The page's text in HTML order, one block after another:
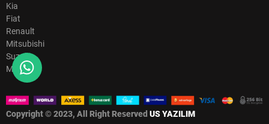
Kia
Fiat
Renault
Mitsubishi
Suzuki
Mazda
Copyright © 2023, All Right Reserved US YAZILIM